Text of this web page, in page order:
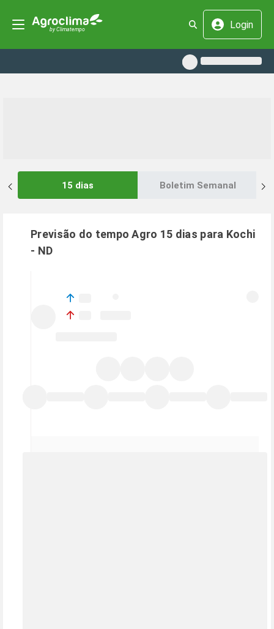
Login
15 dias Boletim Semanal
Previsão do tempo Agro 15 dias para Kochi
- ND